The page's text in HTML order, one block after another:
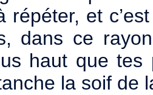
répéter, et
dans ce
haut que
la soif de